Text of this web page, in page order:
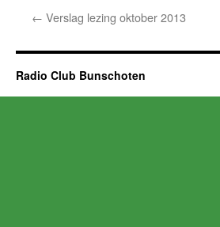
← Verslag lezing oktober 2013
Radio Club Bunschoten